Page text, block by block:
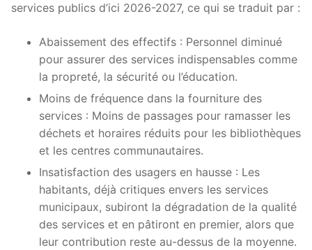
services publics d’ici 2026-2027, ce qui se traduit par :
Abaissement des effectifs : Personnel diminué
pour assurer des services indispensables comme
la propreté, la sécurité ou l’éducation.
Moins de fréquence dans la fourniture des
services : Moins de passages pour ramasser les
déchets et horaires réduits pour les bibliothèques
et les centres communautaires.
Insatisfaction des usagers en hausse : Les
habitants, déjà critiques envers les services
municipaux, subiront la dégradation de la qualité
des services et en pâtiront en premier, alors que
leur contribution reste au-dessus de la moyenne.